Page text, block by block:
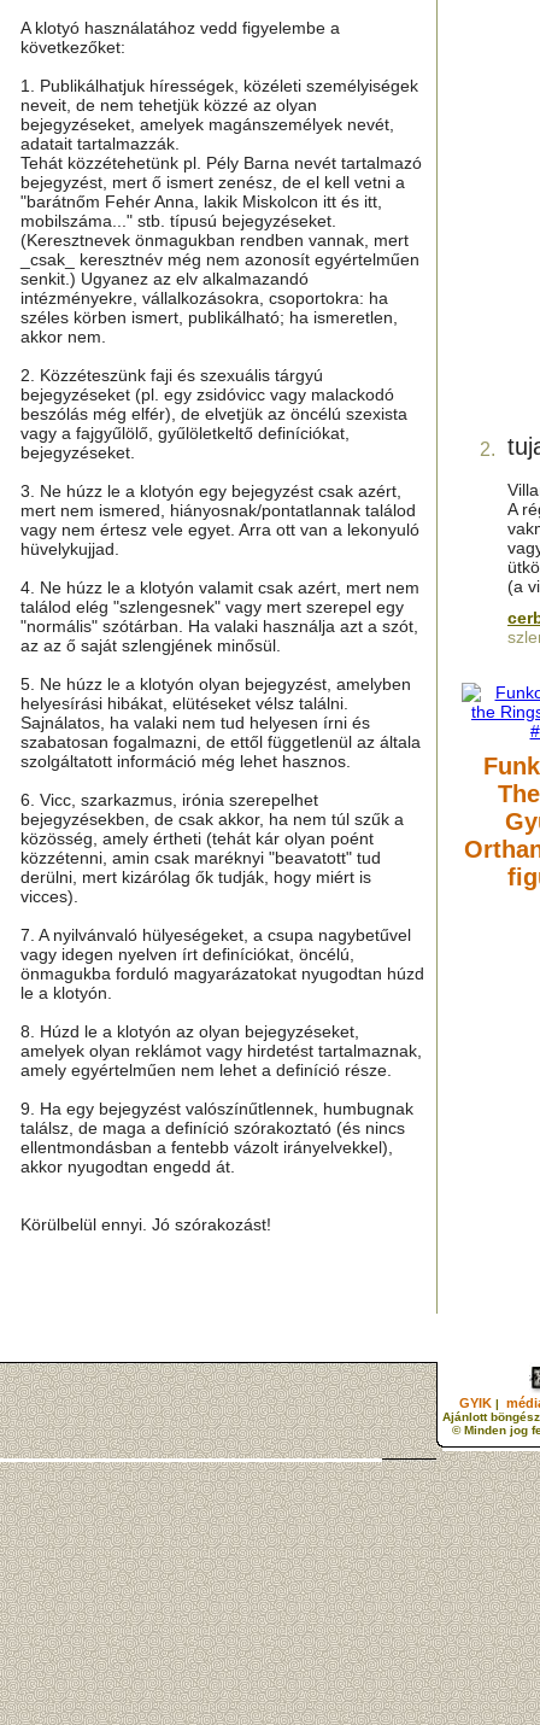
A klotyó használatához vedd figyelembe a
következőket:
1. Publikálhatjuk hírességek, közéleti személyiségek
neveit, de nem tehetjük közzé az olyan
bejegyzéseket, amelyek magánszemélyek nevét,
adatait tartalmazzák.
Tehát közzétehetünk pl. Pély Barna nevét tartalmazó
bejegyzést, mert ő ismert zenész, de el kell vetni a
"barátnőm Fehér Anna, lakik Miskolcon itt és itt,
mobilszáma..." stb. típusú bejegyzéseket.
(Keresztnevek önmagukban rendben vannak, mert
_csak_ keresztnév még nem azonosít egyértelműen
senkit.) Ugyanez az elv alkalmazandó
intézményekre, vállalkozásokra, csoportokra: ha
széles körben ismert, publikálható; ha ismeretlen,
akkor nem.
2. Közzéteszünk faji és szexuális tárgyú
bejegyzéseket (pl. egy zsidóvicc vagy malackodó
beszólás még elfér), de elvetjük az öncélú szexista
vagy a fajgyűlölő, gyűlöletkeltő definíciókat,
bejegyzéseket.
3. Ne húzz le a klotyón egy bejegyzést csak azért,
mert nem ismered, hiányosnak/pontatlannak találod
vagy nem értesz vele egyet. Arra ott van a lekonyuló
hüvelykujjad.
4. Ne húzz le a klotyón valamit csak azért, mert nem
találod elég "szlengesnek" vagy mert szerepel egy
"normális" szótárban. Ha valaki használja azt a szót,
az az ő saját szlengjének minősül.
5. Ne húzz le a klotyón olyan bejegyzést, amelyben
helyesírási hibákat, elütéseket vélsz találni.
Sajnálatos, ha valaki nem tud helyesen írni és
szabatosan fogalmazni, de ettől függetlenül az általa
szolgáltatott információ még lehet hasznos.
6. Vicc, szarkazmus, irónia szerepelhet
bejegyzésekben, de csak akkor, ha nem túl szűk a
közösség, amely értheti (tehát kár olyan poént
közzétenni, amin csak maréknyi "beavatott" tud
derülni, mert kizárólag ők tudják, hogy miért is
vicces).
7. A nyilvánvaló hülyeségeket, a csupa nagybetűvel
vagy idegen nyelven írt definíciókat, öncélú,
önmagukba forduló magyarázatokat nyugodtan húzd
le a klotyón.
8. Húzd le a klotyón az olyan bejegyzéseket,
amelyek olyan reklámot vagy hirdetést tartalmaznak,
amely egyértelműen nem lehet a definíció része.
9. Ha egy bejegyzést valószínűtlennek, humbugnak
találsz, de maga a definíció szórakoztató (és nincs
ellentmondásban a fentebb vázolt irányelvekkel),
akkor nyugodtan engedd át.
Körülbelül ennyi. Jó szórakozást!
2.
A
(a
GYIK |
Ajánlott
© Minden jog